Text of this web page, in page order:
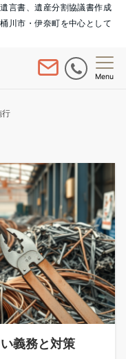
言書、遺産分割協議書作成
川市・伊奈町を中心として
Menu
行
義務と対策